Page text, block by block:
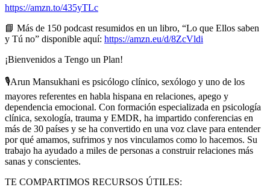
https://amzn.to/435yTLc
📘 Más de 150 podcast resumidos en un libro, “Lo que Ellos saben
y Tú no” disponible aquí: https://amzn.eu/d/8ZcVldi
¡Bienvenidos a Tengo un Plan!
🎙️Arun Mansukhani es psicólogo clínico, sexólogo y uno de los
mayores referentes en habla hispana en relaciones, apego y
dependencia emocional. Con formación especializada en psicología
clínica, sexología, trauma y EMDR, ha impartido conferencias en
más de 30 países y se ha convertido en una voz clave para entender
por qué amamos, sufrimos y nos vinculamos como lo hacemos. Su
trabajo ha ayudado a miles de personas a construir relaciones más
sanas y conscientes.
TE COMPARTIMOS RECURSOS ÚTILES: